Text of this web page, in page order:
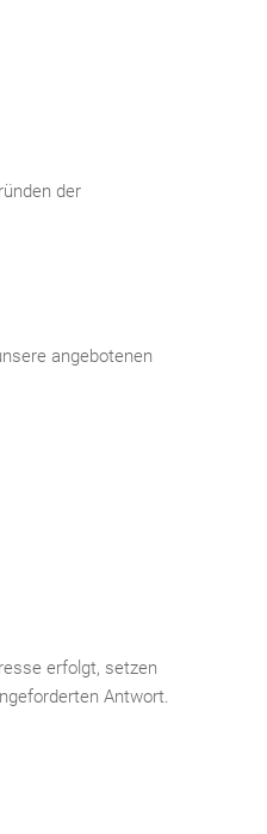
der
angebotenen
erfolgt, setzen
Antwort.